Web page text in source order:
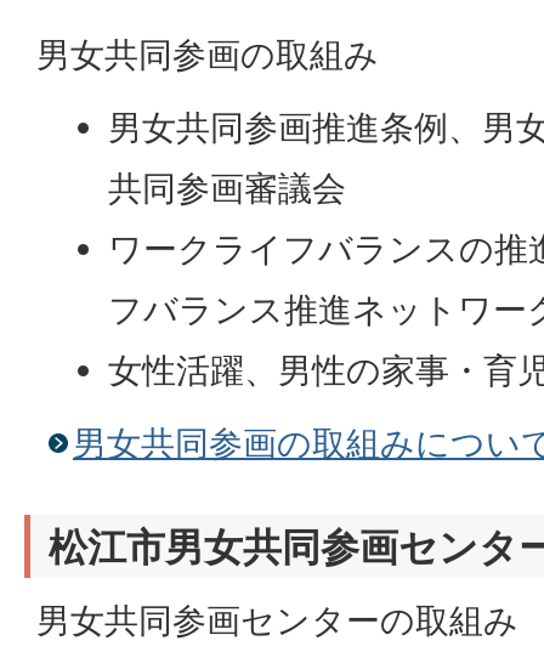
男女共同参画の取組み
男女共同参画推進条例、男
共同参画審議会
ワークライフバランスの
フバランス推進ネットワー
女性活躍、男性の家事・育
男女共同参画の取組みについ
松江市男女共同参画センタ
男女共同参画センターの取組み